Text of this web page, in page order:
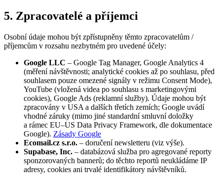
5. Zpracovatelé a příjemci
Osobní údaje mohou být zpřístupněny těmto zpracovatelům /
příjemcům v rozsahu nezbytném pro uvedené účely:
Google LLC – Google Tag Manager, Google Analytics 4
(měření návštěvnosti; analytické cookies až po souhlasu, před
souhlasem pouze omezené signály v režimu Consent Mode),
YouTube (vložená videa po souhlasu s marketingovými
cookies), Google Ads (reklamní služby). Údaje mohou být
zpracovány v USA a dalších třetích zemích; Google uvádí
vhodné záruky (mimo jiné standardní smluvní doložky
a rámec EU–US Data Privacy Framework, dle dokumentace
Google). Zásady Google
Ecomail.cz s.r.o. – doručení newsletteru (viz výše).
Supabase, Inc. – databázová služba pro agregované reporty
sponzorovaných bannerů; do těchto reportů neukládáme IP
adresy, cookies ani trvalé identifikátory návštěvníků.